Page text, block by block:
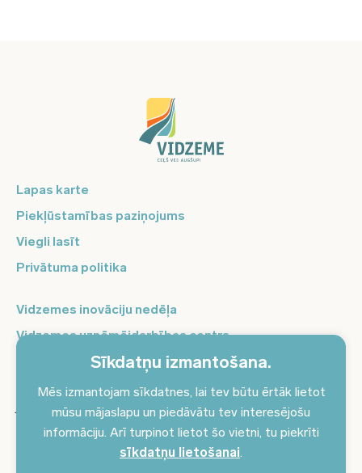
Sīkdatņu izmantošana.
Mēs izmantojam sīkdatnes, lai tev būtu ērtāk lietot
mūsu mājaslapu un piedāvātu tev interesējošu
informāciju. Arī turpinot lietot šo vietni, tu piekrīti
sīkdatņu lietošanai.
Lapas karte
Piekļūstamības paziņojums
Viegli lasīt
Privātuma politika
Vidzemes inovāciju nedēļa
Vidzemes uzņēmējdarbības centrs
Balso Vidzeme
Pierakstieties jaunumiem un saņemiet aktuālākos
jaunumus savā e-pastā!
Pieteikties jaunumiem